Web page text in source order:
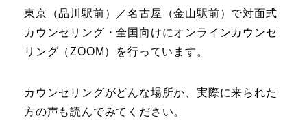
東京（品川駅前）／名古屋（金山駅前）で対面式
カウンセリング・全国向けにオンラインカウンセ
リング（ZOOM）を行っています。
カウンセリングがどんな場所か、実際に来られた
方の声も読んでみてください。